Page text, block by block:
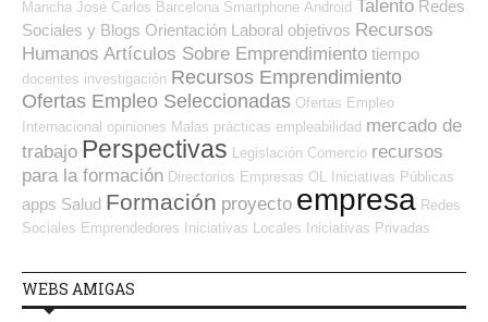
Mancha José Carlos Barcelona Smartphone Android Talento Redes
Sociales y Blogs Orientación Laboral objetivos Recursos
Humanos Artículos Sobre Emprendimiento tiempo
docentes investigación Recursos Emprendimiento
Ofertas Empleo Seleccionadas Ofertas Empleo
Internacional opiniones Malas prácticas empleabilidad mercado de
trabajo Perspectivas Legislación Comercio recursos
para la formación Directorios Empresas OL Iniciativas Públicas
apps Salud Formación proyecto empresa Redes
Sociales Emprendedores
Iniciativas Locales Iniciativas Privadas
WEBS AMIGAS